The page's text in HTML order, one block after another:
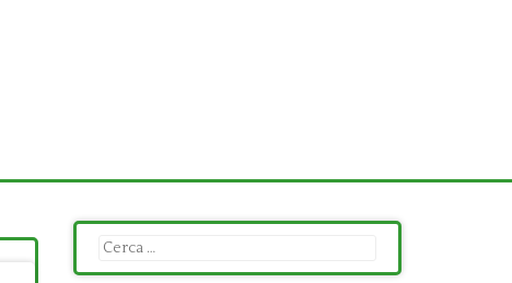
Ricerca
per: